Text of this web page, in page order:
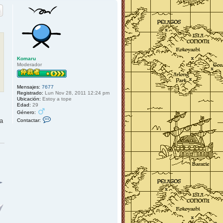
y
Komaru
Moderador
Mensajes: 7677
Registrado: Lun Nov 28, 2011 12:24 pm
Ubicación: Estoy a tope
Edad: 29
Género:
Contactar: